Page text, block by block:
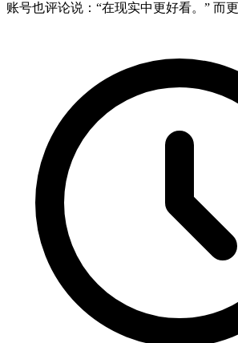
账号也评论说：“在现实中更好看。” 而更